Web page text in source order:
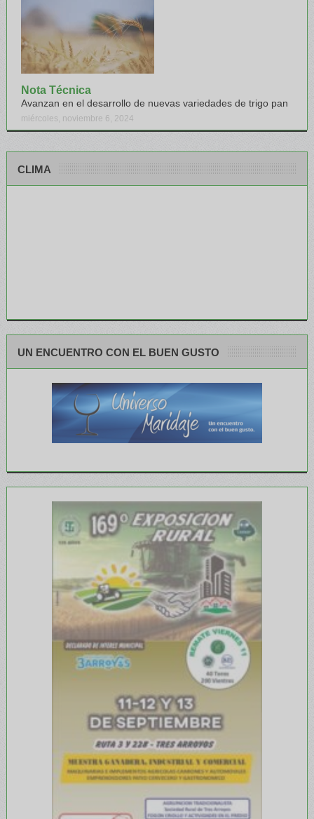
Nota Técnica
Avanzan en el desarrollo de nuevas variedades de trigo pan
miércoles, noviembre 6, 2024
CLIMA
UN ENCUENTRO CON EL BUEN GUSTO